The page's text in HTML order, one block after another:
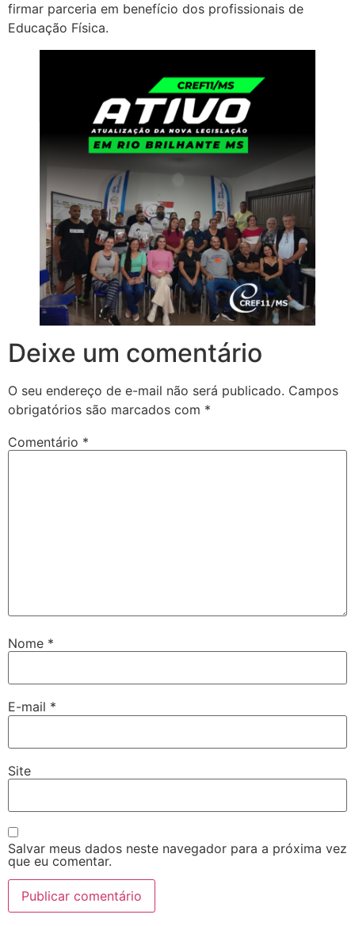
firmar parceria em benefício dos profissionais de
Educação Física.
Deixe um comentário
O seu endereço de e-mail não será publicado. Campos
obrigatórios são marcados com *
Comentário *
Nome *
E-mail *
Site
Salvar meus dados neste navegador para a próxima vez
que eu comentar.